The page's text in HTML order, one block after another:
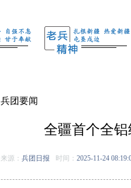
兵团要闻
全疆首个全
来源： 兵团日报 时间： 2025-11-24